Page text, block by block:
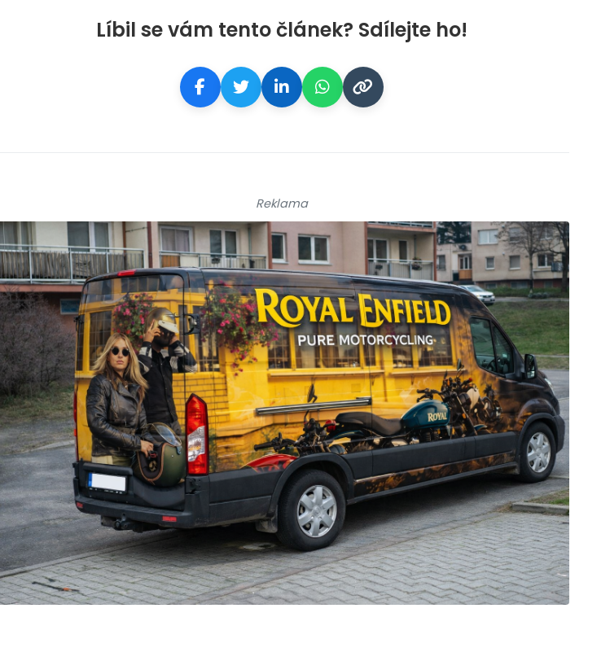
galerie: iva test galerie: iva test
Líbil se vám tento článek? Sdílejte ho!
Reklama